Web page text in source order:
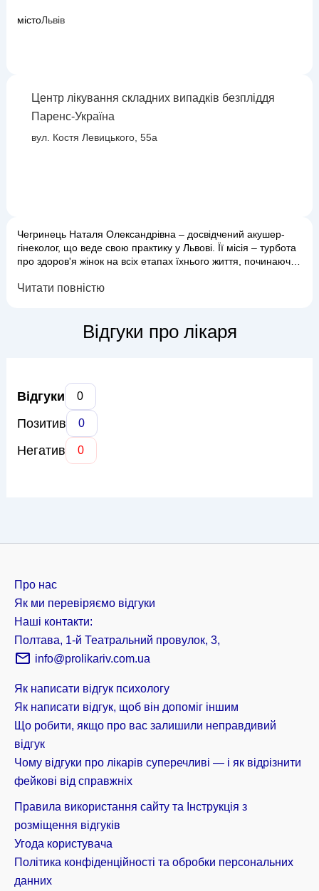
містоЛьвів
Центр лікування складних випадків безпліддя
Паренс-Україна
вул. Костя Левицького, 55а
Чегринець Наталя Олександрівна – досвідчений акушер-
гінеколог, що веде свою практику у Львові. Її місія – турбота
про здоров'я жінок на всіх етапах їхнього життя, починаючи
спеціалізується на веденні вагітності, діагностиці та лікуванні
Читати повністю
Відгуки про лікаря
Відгуки 0
Позитив 0
Негатив 0
Про нас
Як ми перевіряємо відгуки
Наші контакти:
Полтава, 1-й Театральний провулок, 3,
info@prolikariv.com.ua
Як написати відгук психологу
Як написати відгук, щоб він допоміг іншим
Що робити, якщо про вас залишили неправдивий
відгук
Чому відгуки про лікарів суперечливі — і як відрізнити
фейкові від справжніх
Правила використання сайту та Інструкція з
розміщення відгуків
Угода користувача
Політика конфіденційності та обробки персональних
данних